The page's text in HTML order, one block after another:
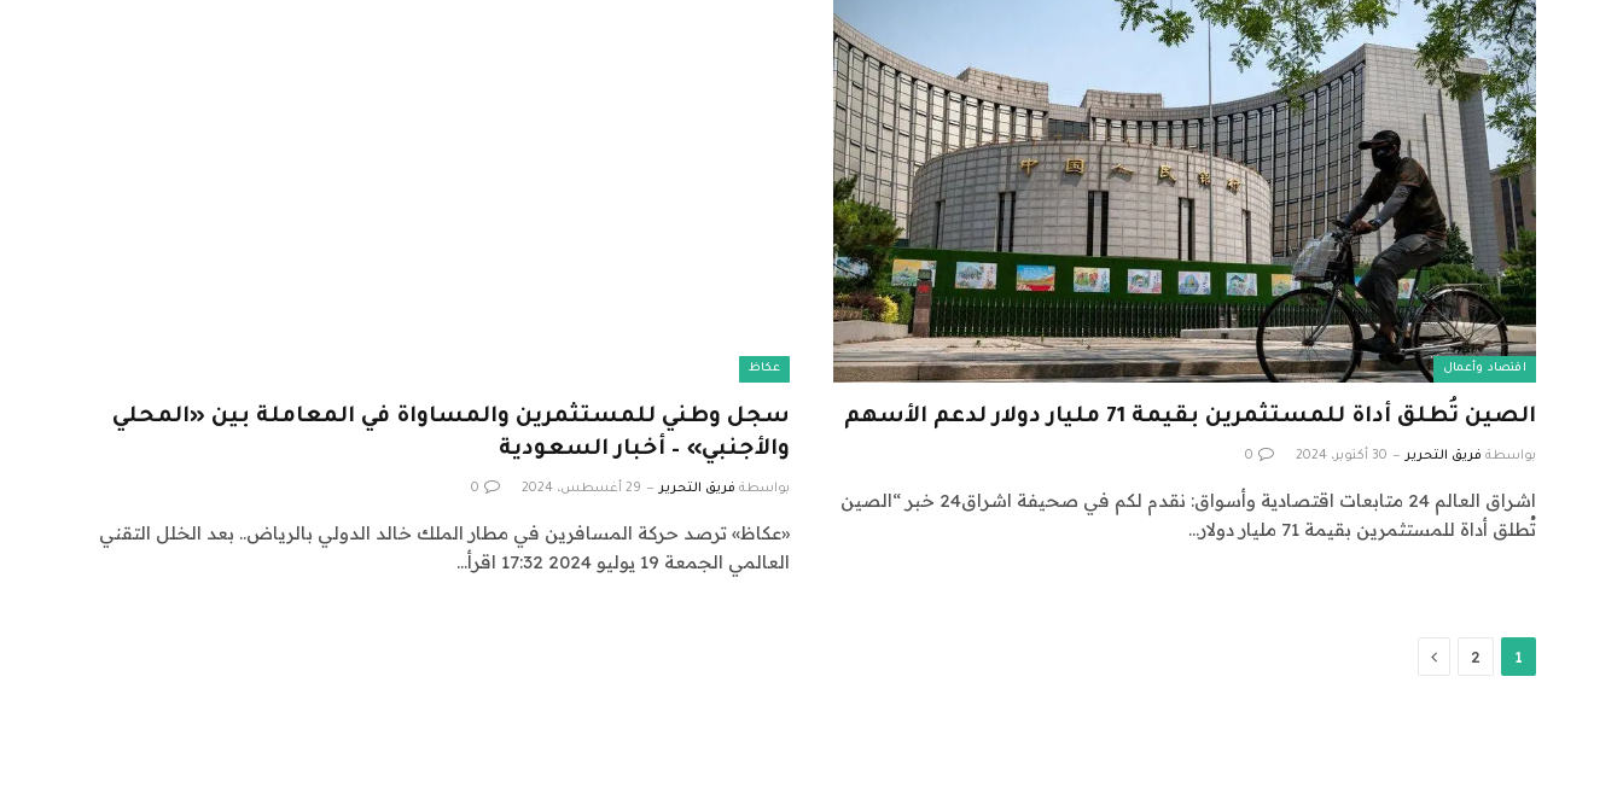
اقتصاد وأعمال
الصين تُطلق أداة للمستثمرين بقيمة 71 مليار دولار لدعم الأسهم
بواسطة فريق التحرير 30 أكتوبر، 2024 0
اشراق العالم 24 متابعات اقتصادية وأسواق: نقدم لكم في صحيفة اشراق24 خبر “الصين
تُطلق أداة للمستثمرين بقيمة 71 مليار دولار…
عكاظ
سجل وطني للمستثمرين والمساواة في المعاملة بين «المحلي
والأجنبي» – أخبار السعودية
بواسطة فريق التحرير 29 أغسطس، 2024 0
«عكاظ» ترصد حركة المسافرين في مطار الملك خالد الدولي بالرياض.. بعد الخلل التقني
العالمي الجمعة 19 يوليو 2024 17:32 اقرأ…
1
2 التالي